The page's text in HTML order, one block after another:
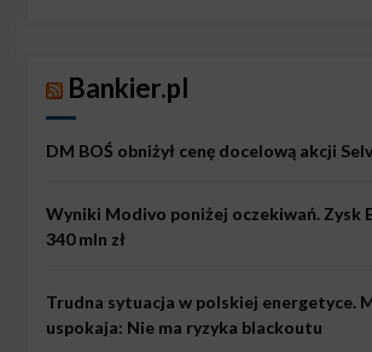
Bankier.pl
DM BOŚ obniżył cenę docelową akcji
Wyniki Modivo poniżej oczekiwań. Zysk
340 mln zł
Trudna sytuacja w polskiej energetyce.
uspokaja: Nie ma ryzyka blackoutu